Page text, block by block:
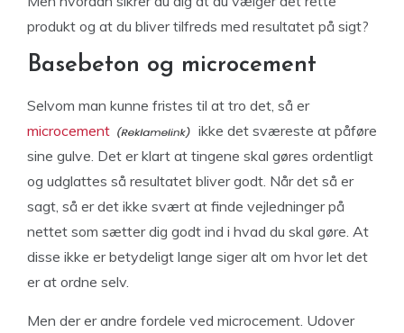
produkt og at du bliver tilfreds med resultatet på sigt?
Basebeton og microcement
Selvom man kunne fristes til at tro det, så er
microcement
ikke det sværeste at påføre
sine gulve. Det er klart at tingene skal gøres ordentligt
og udglattes så resultatet bliver godt. Når det så er
sagt, så er det ikke svært at finde vejledninger på
nettet som sætter dig godt ind i hvad du skal gøre. At
disse ikke er betydeligt lange siger alt om hvor let det
er at ordne selv.
Men der er andre fordele ved microcement. Udover